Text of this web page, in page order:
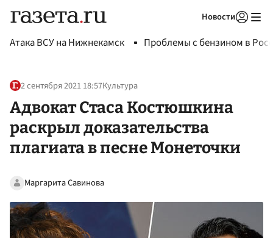
Новости
Атака ВСУ на Нижнекамск Проблемы с бензином в
2 сентября 2021 18:57Культура
Адвокат Стаса Костюшкина
раскрыл доказательства
плагиата в песне Монеточки
Маргарита Савинова